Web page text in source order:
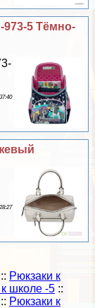
5 Тёмно-
:: Рюкзаки к
школе -5 ::
:: Рюкзаки к